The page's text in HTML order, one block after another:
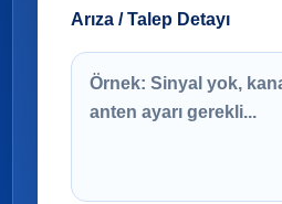
Arıza / Talep Detayı